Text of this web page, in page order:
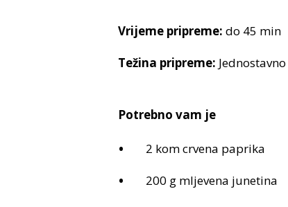
Vrijeme pripreme: do 45 min
Težina pripreme: Jednostavno
Potrebno vam je
2 kom crvena paprika
200 g mljevena junetina